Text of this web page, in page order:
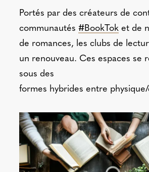
Portés par des créateurs de
communautés #BookToket de
de romances, les clubs de
un renouveau. Ces espaces se
sous des
formes hybrides entre